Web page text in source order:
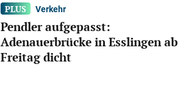
Verkehr
Pendler aufgepasst:
Adenauerbrücke in Esslingen ab
Freitag dicht